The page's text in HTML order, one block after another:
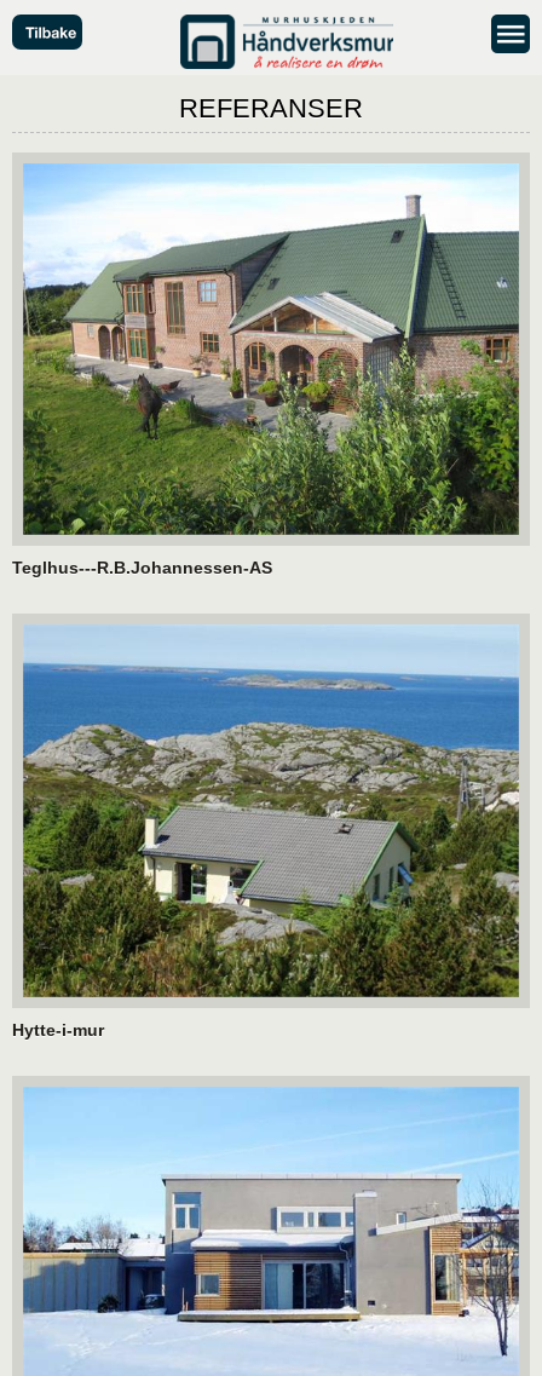
REFERANSER
Teglhus---R.B.Johannessen-AS
Hytte-i-mur